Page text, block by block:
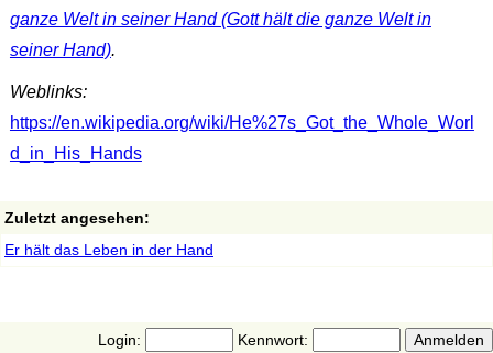
ganze Welt in seiner Hand (Gott hält die ganze Welt in
seiner Hand).
Weblinks:
https://en.wikipedia.org/wiki/He%27s_Got_the_Whole_Worl
d_in_His_Hands
Zuletzt angesehen:
Er hält das Leben in der Hand
Login:
Kennwort: